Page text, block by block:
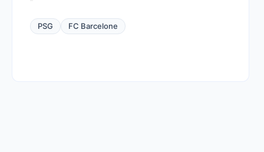
PSG FC Barcelone